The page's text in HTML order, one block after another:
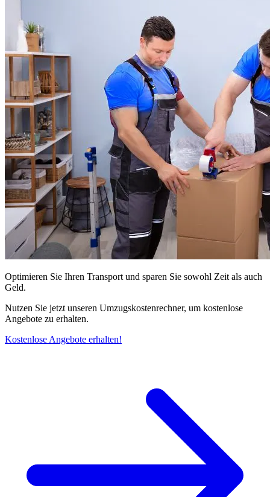
Optimieren Sie Ihren Transport und sparen Sie sowohl Zeit als auch
Geld.
Nutzen Sie jetzt unseren Umzugskostenrechner, um kostenlose
Angebote zu erhalten.
Kostenlose Angebote erhalten!